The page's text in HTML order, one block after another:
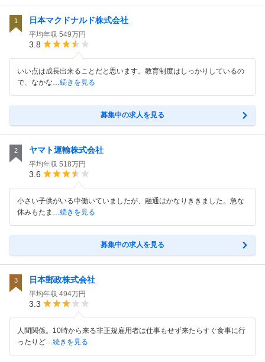
1 日本マクドナルド株式会社
平均年収 549万円
3.8
いい点は成長出来ることだと思います。教育制度はしっかりしているの
で、なかな…続きを見る
募集中の求人を見る
2 ヤマト運輸株式会社
平均年収 518万円
3.6
小さい子供がいる中働いていましたが、融通はかなりききました。急な
休みもたま …続きを見る
募集中の求人を見る
3 日本郵政株式会社
平均年収 494万円
3.3
人間関係。10時から来る非正規雇用者は仕事もせず来たらすぐ食事に行
ったりど…続きを見る